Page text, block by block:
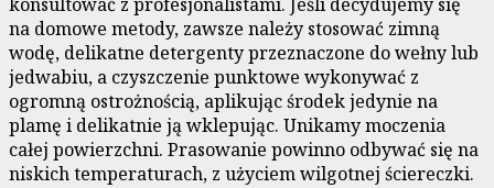
konsultować z profesjonalistami. Jeśli decydujemy się
na domowe metody, zawsze należy stosować zimną
wodę, delikatne detergenty przeznaczone do wełny lub
jedwabiu, a czyszczenie punktowe wykonywać z
ogromną ostrożnością, aplikując środek jedynie na
plamę i delikatnie ją wklepując. Unikamy moczenia
całej powierzchni. Prasowanie powinno odbywać się na
niskich temperaturach, z użyciem wilgotnej ściereczki.